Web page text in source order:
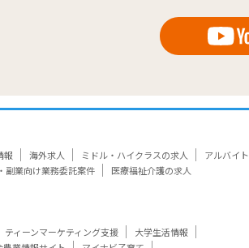
報 海外求人 ミドル・ハイクラスの求人
アルバイト
副業向け業務委託案件 医療福祉介護の求人
ティーンマーケティング支援
大学生活情報